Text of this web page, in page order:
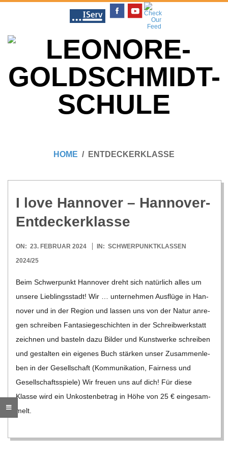
content
O
N
O
R
E
-
G
O
L
D
HOME ENTDECKERKLASSE
I love Han­no­ver – Hannover-
Entdeckerklasse
2024-
02-
ON: 23. FEBRUAR 2024 IN: SCHWERPUNKTKLASSEN
2024/25
Beim Schwer­punkt Han­no­ver dreht sich natür­lich alles um
unsere Lieb­lings­stadt! Wir … unter­neh­men Aus­flüge in Han­
no­ver und in der Region und las­sen uns von der Natur anre­
gen schrei­ben Fan­ta­sie­ge­schich­ten in der Schreib­werk­statt
zeich­nen und bas­teln dazu Bil­der und Kunst­werke schrei­ben
und gestal­ten ein eige­nes Buch stär­ken unser Zusam­men­le­
ben in der Gesell­schaft (Kom­mu­ni­ka­tion, Fair­ness und
Gesell­schafts­spiele) Wir freuen uns auf dich! Für diese
Klasse wird ein Unkos­ten­be­trag in Höhe von 25 € ein­ge­sam­
melt.